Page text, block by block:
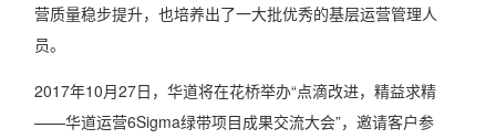
营质量稳步提升，也培养出了一大批优秀的基层运营管理人
员。
2017年10月27日，华道将在花桥举办“点滴改进，精益求精
——华道运营6Sigma绿带项目成果交流大会”，邀请客户参